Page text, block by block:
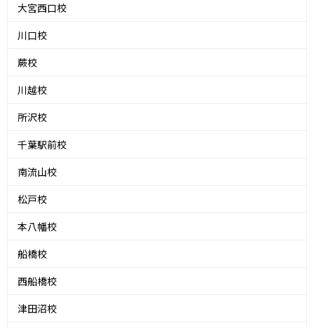
大宮西口校
川口校
蕨校
川越校
所沢校
千葉駅前校
南流山校
松戸校
本八幡校
船橋校
西船橋校
津田沼校